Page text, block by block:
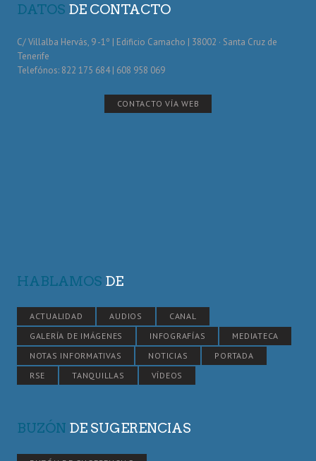
DATOS DE CONTACTO
C/ Villalba Hervás, 9 -1º | Edificio Camacho | 38002 · Santa Cruz de
Tenerife
Telefónos: 822 175 684 | 608 958 069
CONTACTO VÍA WEB
HABLAMOS DE
ACTUALIDAD AUDIOS
CANAL
GALERÍA DE IMÁGENES
INFOGRAFÍAS
MEDIATECA
NOTAS INFORMATIVAS
NOTICIAS
PORTADA
RSE
TANQUILLAS VÍDEOS
BUZÓN DE SUGERENCIAS